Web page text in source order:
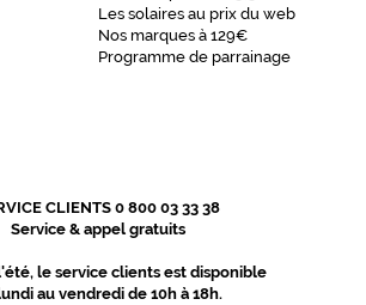
Les solaires au prix du web
Nos marques à 129€
Programme de parrainage
CLIENTS 0 800 03 33 38
Service & appel gratuits
le service clients est disponible
au vendredi de 10h à 18h.